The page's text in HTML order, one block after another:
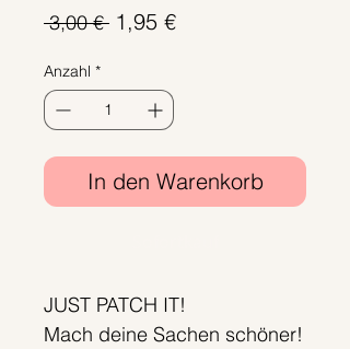
3,00 € Standardpreis
1,95 €Sale-
Anzahl *
In den Warenkorb
JUST PATCH IT!
Mach deine Sachen schöner!